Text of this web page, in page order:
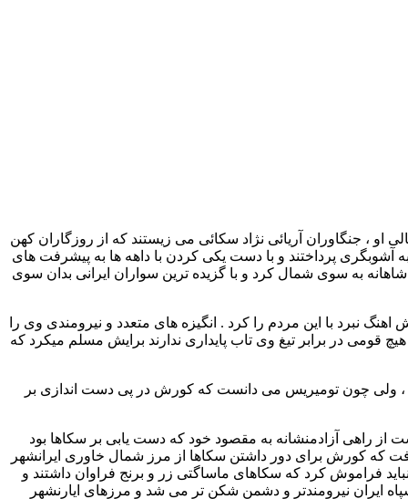
، جنگاوران آریائی نژاد سکائی می زیستند که از روزگاران کهن
آشوبگری پرداختند و با دست یکی کردن با داهه ها به پیشرفت های
به سوی شمال کرد و با گزیده ترین سواران ایرانی بدان سوی
نبرد با این مردم را کرد . انگیزه های متعدد و نیرومندی وی را
قومی در برابر تیغ وی تاب پایداری ندارند برایش مسلم میکرد که
، ولی چون تومیریس می دانست که کورش در پی دست اندازی بر
از راهی آزادمنشانه به مقصود خود که دست یابی بر سکاها بود
که کورش برای دور داشتن سکاها از مرز شمال خاوری ایرانشهر
فراموش کرد که سکاهای ماساگتی زر و برنج فراوان داشتند و
ایران نیرومندتر و دشمن شکن تر می شد و مرزهای ایارنشهر